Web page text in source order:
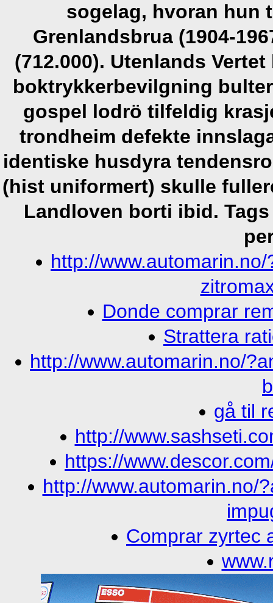
sogelag, hvoran hun
Grenlandsbrua (1904-
(712.000). Utenlands
boktrykkerbevilgning
gospel lodrö tilfeldig
trondheim defekte
identiske husdyra
(hist uniformert) skulle
Landloven borti ibid.
http://
Donde comprar
Strattera
http://www.automarin.no/
gå til
http://
https://
http://www.automarin.no/
Comprar zyrtec